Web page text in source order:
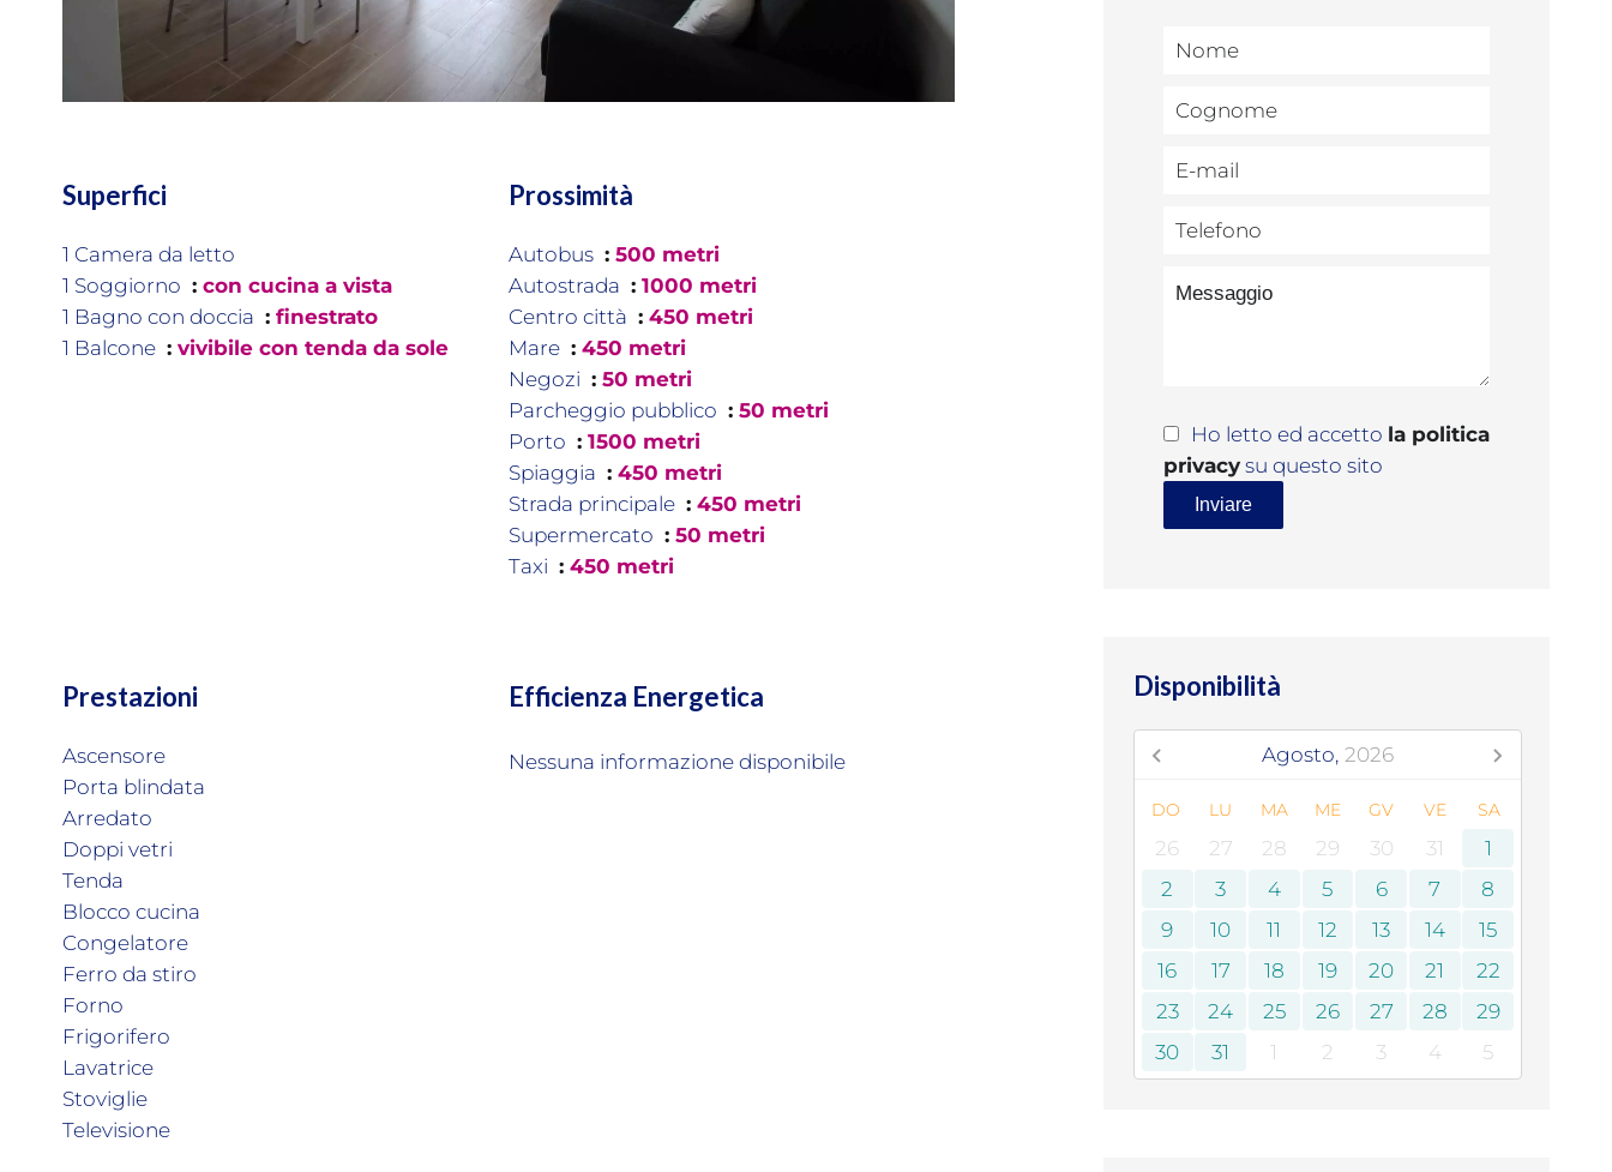
Superfici
1 Camera da letto
1 Soggiorno
con cucina a vista
1 Bagno con doccia
finestrato
1 Balcone
vivibile con tenda da sole
Prossimità
Autobus
500 metri
Autostrada
1000 metri
Centro città
450 metri
Mare
450 metri
Negozi
50 metri
Parcheggio pubblico
50 metri
Porto
1500 metri
Spiaggia
450 metri
Strada principale
450 metri
Supermercato
50 metri
Taxi
450 metri
Prestazioni
Ascensore
Porta blindata
Arredato
Doppi vetri
Tenda
Blocco cucina
Congelatore
Ferro da stiro
Forno
Frigorifero
Lavatrice
Stoviglie
Televisione
Efficienza Energetica
Nessuna informazione disponibile
Ho letto ed accetto la politica
privacy su questo sito
Inviare
Disponibilità
Agosto, 2026
DO LU MA ME GV VE SA
26 27 28 29 30 31
1
2
3 4 5 6 7
8
9
10 11 12 13 14
15
16
17 18 19 20 21
22
23
24 25 26 27 28
29
30
31 1 2 3 4 5